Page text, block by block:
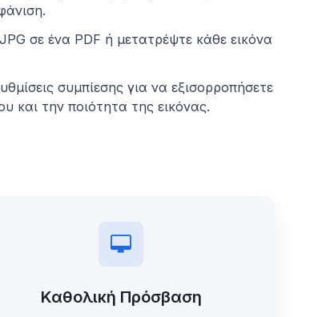
σε ένα PDF ή μετατρέψτε κάθε εικόνα
συμπίεσης για να εξισορροπήσετε
και την ποιότητα της εικόνας.
Καθολική Πρόσβαση